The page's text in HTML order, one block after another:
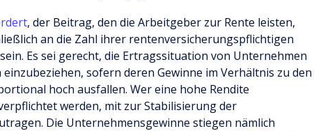
, der Beitrag, den die Arbeitgeber zur Rente leisten,
an die Zahl ihrer rentenversicherungspflichtigen
Es sei gerecht, die Ertragssituation von Unternehmen
sofern deren Gewinne im Verhältnis zu den
hoch ausfallen. Wer eine hohe Rendite
werden, mit zur Stabilisierung der
Die Unternehmensgewinne stiegen nämlich